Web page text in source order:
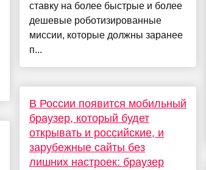
ставку на более быстрые и более
дешевые роботизированные
миссии, которые должны заранее
п...
В России появится мобильный
браузер, который будет
открывать и российские, и
зарубежные сайты без
лишних настроек: браузер